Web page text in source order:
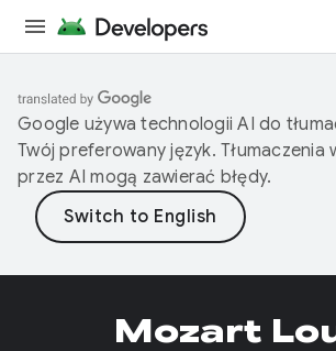
Google używa technologii AI do
Twój preferowany język. Tłumaczenia
przez AI mogą zawierać błędy.
Mozart